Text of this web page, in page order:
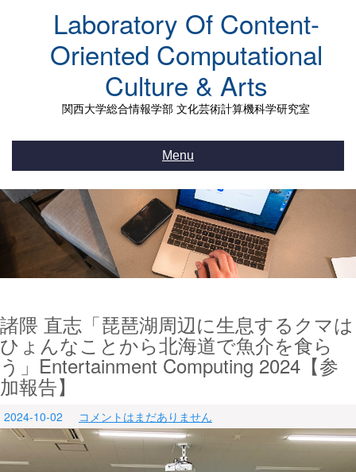
Laboratory Of Content-
Oriented Computational
Culture & Arts
関西大学総合情報学部 文化芸術計算機科学研究室
Menu
諸隈 直志「琵琶湖周辺に生息するクマは
ひょんなことから北海道で魚介を食ら
う」Entertainment Computing 2024【参
加報告】
2024-10-02 コメントはまだありません